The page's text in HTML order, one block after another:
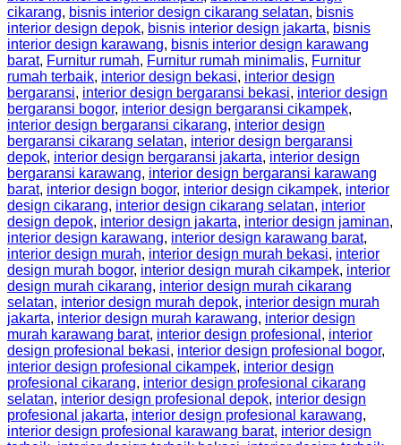
cikarang, bisnis interior design cikarang selatan, bisnis
interior design depok, bisnis interior design jakarta, bisnis
interior design karawang, bisnis interior design karawang
barat, Furnitur rumah, Furnitur rumah minimalis, Furnitur
rumah terbaik, interior design bekasi, interior design
bergaransi, interior design bergaransi bekasi, interior design
bergaransi bogor, interior design bergaransi cikampek,
interior design bergaransi cikarang, interior design
bergaransi cikarang selatan, interior design bergaransi
depok, interior design bergaransi jakarta, interior design
bergaransi karawang, interior design bergaransi karawang
barat, interior design bogor, interior design cikampek, interior
design cikarang, interior design cikarang selatan, interior
design depok, interior design jakarta, interior design jaminan,
interior design karawang, interior design karawang barat,
interior design murah, interior design murah bekasi, interior
design murah bogor, interior design murah cikampek, interior
design murah cikarang, interior design murah cikarang
selatan, interior design murah depok, interior design murah
jakarta, interior design murah karawang, interior design
murah karawang barat, interior design profesional , interior
design profesional bekasi, interior design profesional bogor,
interior design profesional cikampek, interior design
profesional cikarang, interior design profesional cikarang
selatan, interior design profesional depok, interior design
profesional jakarta, interior design profesional karawang,
interior design profesional karawang barat, interior design